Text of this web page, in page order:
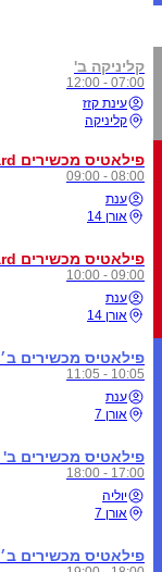
קליניקה ב'
07:00 - 12:00
עינת קזז
קליניקה
פילאטיס מכשירים springboard ב׳ 8:00 ממשיכים
08:00 - 09:00
ענת
אורן 14
פילאטיס מכשירים springboard ב׳ 9:00 ממשיכים
09:00 - 10:00
ענת
אורן 14
פילאטיס מכשירים ב׳ 10:05 תרגול רך
10:05 - 11:05
ענת
אורן 7
פילאטיס מכשירים ב' 17:00 כל הרמות
17:00 - 18:00
יוליה
אורן 7
פילאטיס מכשירים ב׳ 18:00 כל הרמות